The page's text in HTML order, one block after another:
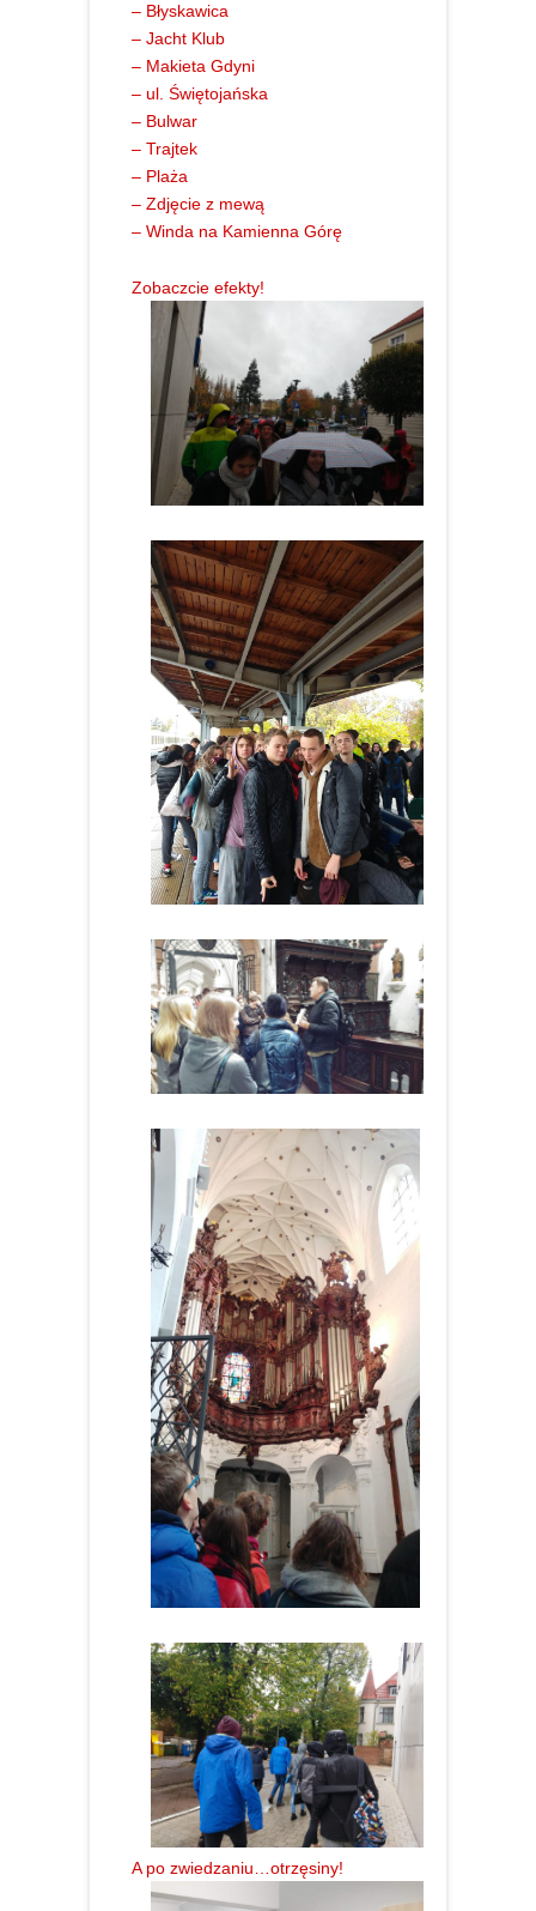
– Błyskawica
– Jacht Klub
– Makieta Gdyni
– ul. Świętojańska
– Bulwar
– Trajtek
– Plaża
– Zdjęcie z mewą
– Winda na Kamienna Górę
Zobaczcie efekty!
A po zwiedzaniu…otrzęsiny!